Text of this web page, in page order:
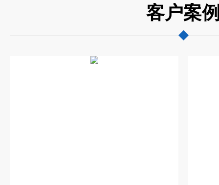
客户案